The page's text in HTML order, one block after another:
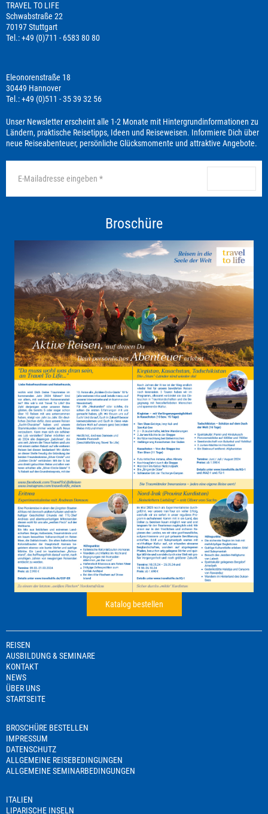
TRAVEL TO LIFE
Schwabstraße 22
70197 Stuttgart
Tel.: +49 (0)711 - 6583 80 80
Eleonorenstraße 18
30449 Hannover
Tel.: +49 (0)511 - 35 39 32 56
Unser Newsletter erscheint alle 1-2 Monate mit Hintergrundinformationen zu
Ländern, praktische Reisetipps, Ideen und Reiseweisen. Informiere Dich über
neue Reiseabenteuer, persönliche Glücksmomente und attraktive Angebote.
Broschüre
Katalog bestellen
REISEN
AUSBILDUNG & SEMINARE
KONTAKT
NEWS
ÜBER UNS
STARTSEITE
BROSCHÜRE BESTELLEN
IMPRESSUM
DATENSCHUTZ
ALLGEMEINE REISEBEDINGUNGEN
ALLGEMEINE SEMINARBEDINGUNGEN
ITALIEN
LIPARISCHE INSELN